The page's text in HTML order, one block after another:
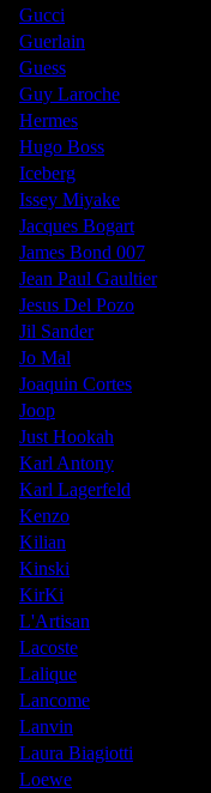
Gucci
Guerlain
Guess
Guy Laroche
Hermes
Hugo Boss
Iceberg
Issey Miyake
Jacques Bogart
James Bond 007
Jean Paul Gaultier
Jesus Del Pozo
Jil Sander
Jo Mal
Joaquin Cortes
Joop
Just Hookah
Karl Antony
Karl Lagerfeld
Kenzo
Kilian
Kinski
KirKi
L'Artisan
Lacoste
Lalique
Lancome
Lanvin
Laura Biagiotti
Loewe